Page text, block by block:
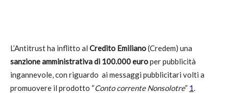
L’Antitrust ha inflitto al Credito Emiliano(Credem) una
sanzione amministrativa di 100.000 europer pubblicità
ingannevole, con riguardo ai messaggi pubblicitari volti a
promuovere il prodotto “Conto corrente Nonsolotre” 1.